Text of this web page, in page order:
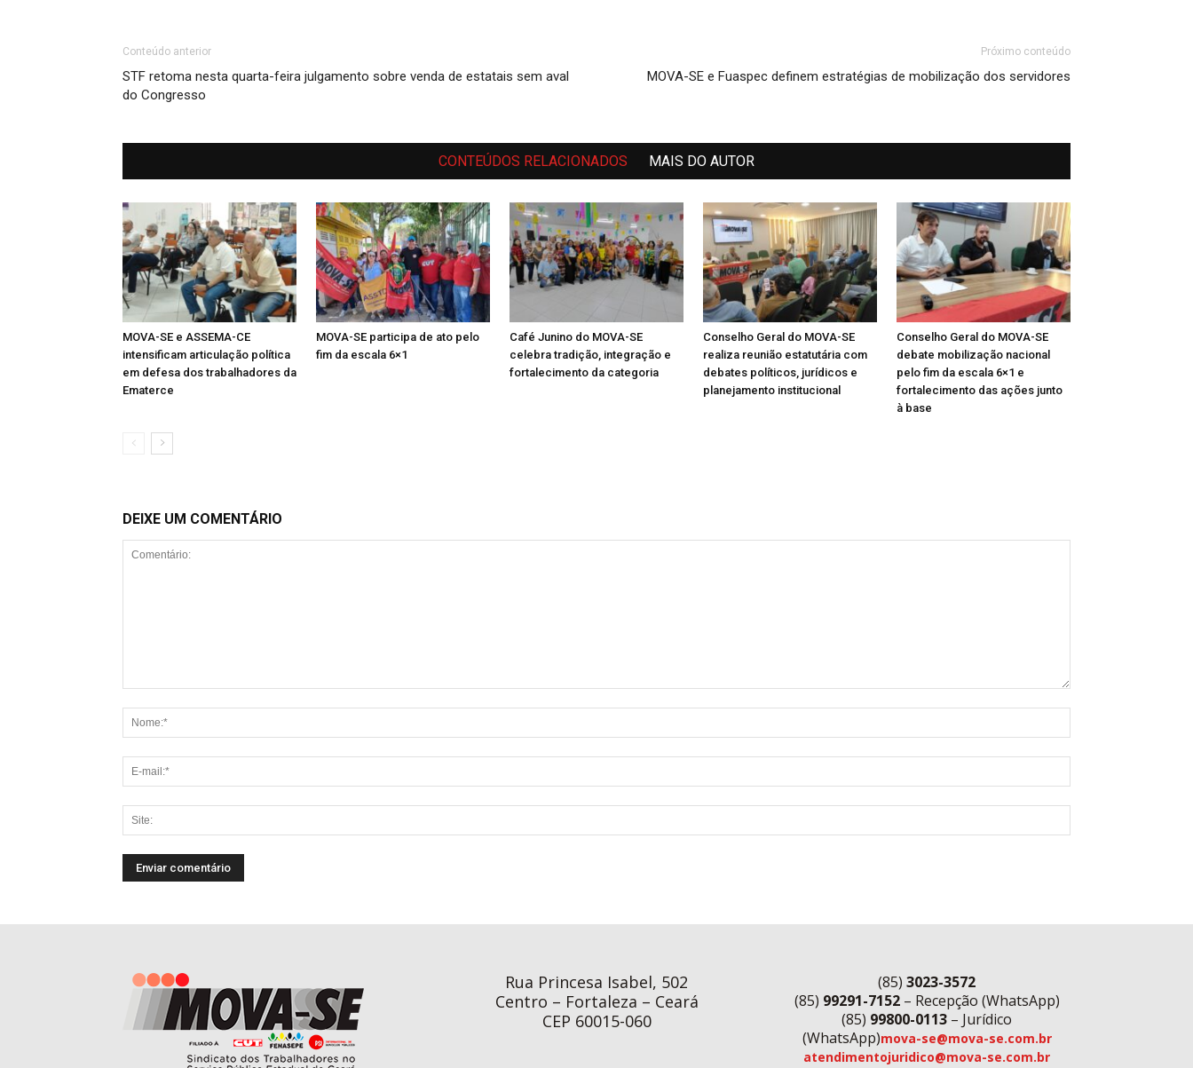
Conteúdo anterior
STF retoma nesta quarta-feira julgamento sobre venda de estatais sem aval
do Congresso
Próximo conteúdo
MOVA-SE e Fuaspec definem estratégias de mobilização dos servidores
CONTEÚDOS RELACIONADOS MAIS DO AUTOR
MOVA-SE e ASSEMA-CE
intensificam articulação política
em defesa dos trabalhadores da
Ematerce
MOVA-SE participa de ato pelo
fim da escala 6×1
Café Junino do MOVA-SE
celebra tradição, integração e
fortalecimento da categoria
Conselho Geral do MOVA-SE
realiza reunião estatutária com
debates políticos, jurídicos e
planejamento institucional
Conselho Geral do MOVA-SE
debate mobilização nacional
pelo fim da escala 6×1 e
fortalecimento das ações junto
à base
DEIXE UM COMENTÁRIO
Rua Princesa Isabel, 502
Centro – Fortaleza – Ceará
CEP 60015-060
(85) 3023-3572
(85) 99291-7152– Recepção (WhatsApp)
(85) 99800-0113 – Jurídico
(WhatsApp)mova-se@mova-se.com.br
atendimentojuridico@mova-se.com.br